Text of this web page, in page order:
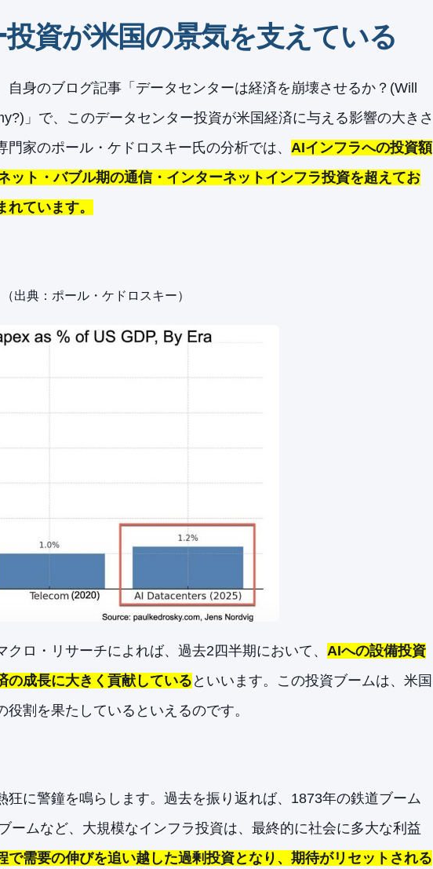
資が米国の景気を支えている
身のブログ記事「データセンターは経済を崩壊させるか？(Will
」で、このデータセンター投資が米国経済に与える影響の大きさ
家のポール・ケドロスキー氏の分析では、 AIインフラへの投資額
ット・バブル期の通信・インターネットインフラ投資を超えてお
ています。
典：ポール・ケドロスキー）
ロ・リサーチによれば、過去2四半期において、 AIへの設備投資
の成長に大きく貢献している といいます。この投資ブームは、米国
割を果たしているといえるのです。
狂に警鐘を鳴らします。過去を振り返れば、1873年の鉄道ブーム
ームなど、大規模なインフラ投資は、最終的に社会に多大な利益
で需要の伸びを追い越した過剰投資となり、期待がリセットされる